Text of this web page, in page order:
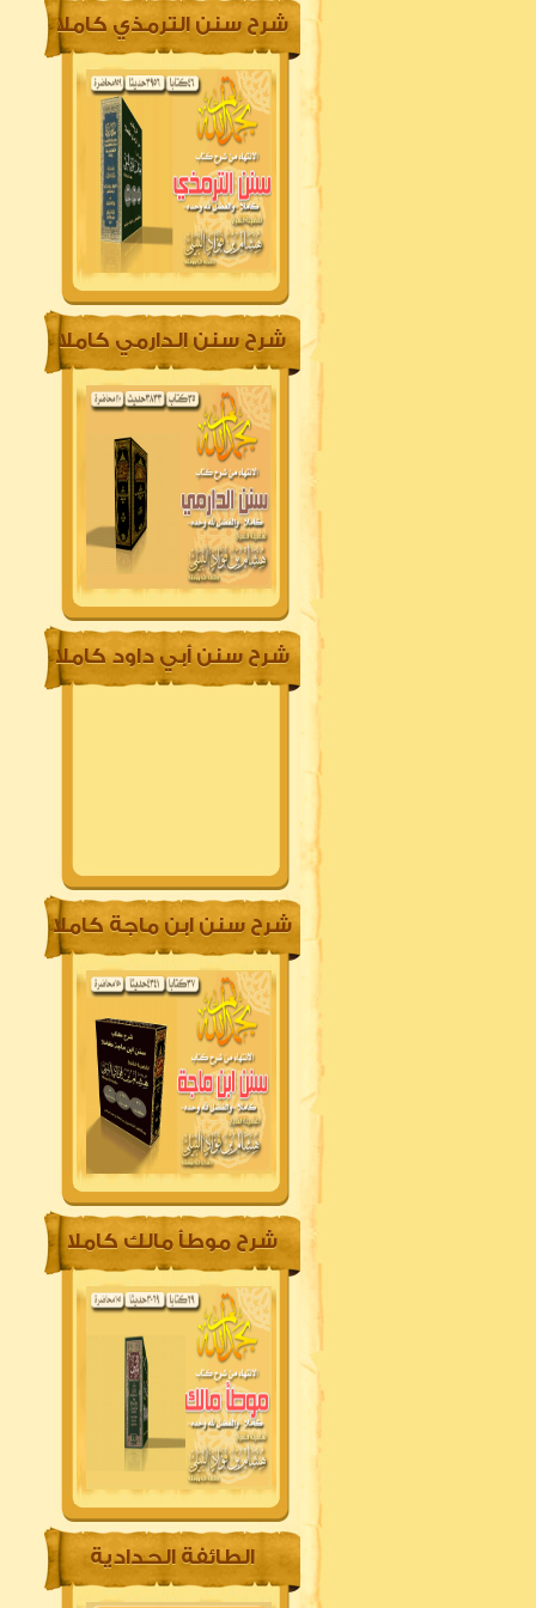
شرح سنن الترمذي كاملا
شرح سنن الدارمي كاملا
شرح سنن أبي داود كاملا
شرح سنن ابن ماجة كاملا
شرح موطأ مالك كاملا
الطائفة الحدادية